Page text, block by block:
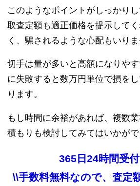
このようなポイントがしっかり
取査定額も適正価格を提示して
く、騙されるような心配もいりま
切手は量が多いと高額になりや
に失敗すると数万円単位で損を
ります。
もし時間に余裕があれば、複数
積もりも検討してみてはいかがで
365日24時間受付
\\手数料無料なので、査定